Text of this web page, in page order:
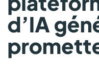
d’IA